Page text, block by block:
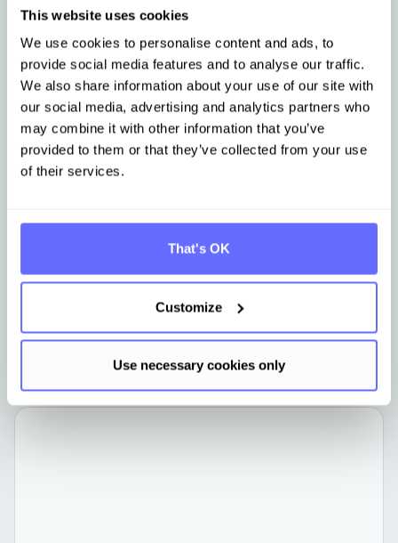
This website uses cookies
We use cookies to personalise content and ads, to
provide social media features and to analyse our traffic.
We also share information about your use of our site with
our social media, advertising and analytics partners who
may combine it with other information that you’ve
provided to them or that they’ve collected from your use
of their services.
That's OK
Customize
Use necessary cookies only
wichtigsten Fragen für Hersteller,
Importeure und Händler